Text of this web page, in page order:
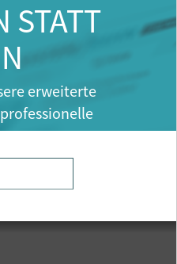
STATT
erweiterte